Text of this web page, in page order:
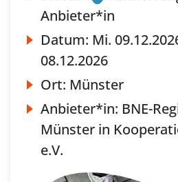
Anbieter*in
Datum: Mi.
08.12.2026
Ort: Münster
Anbieter*in: BNE-
Münster in
e.V.